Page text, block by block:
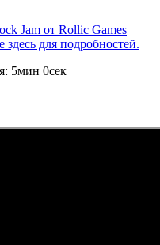
Jam от Rollic Games
для подробностей.
: 5мин 0сек